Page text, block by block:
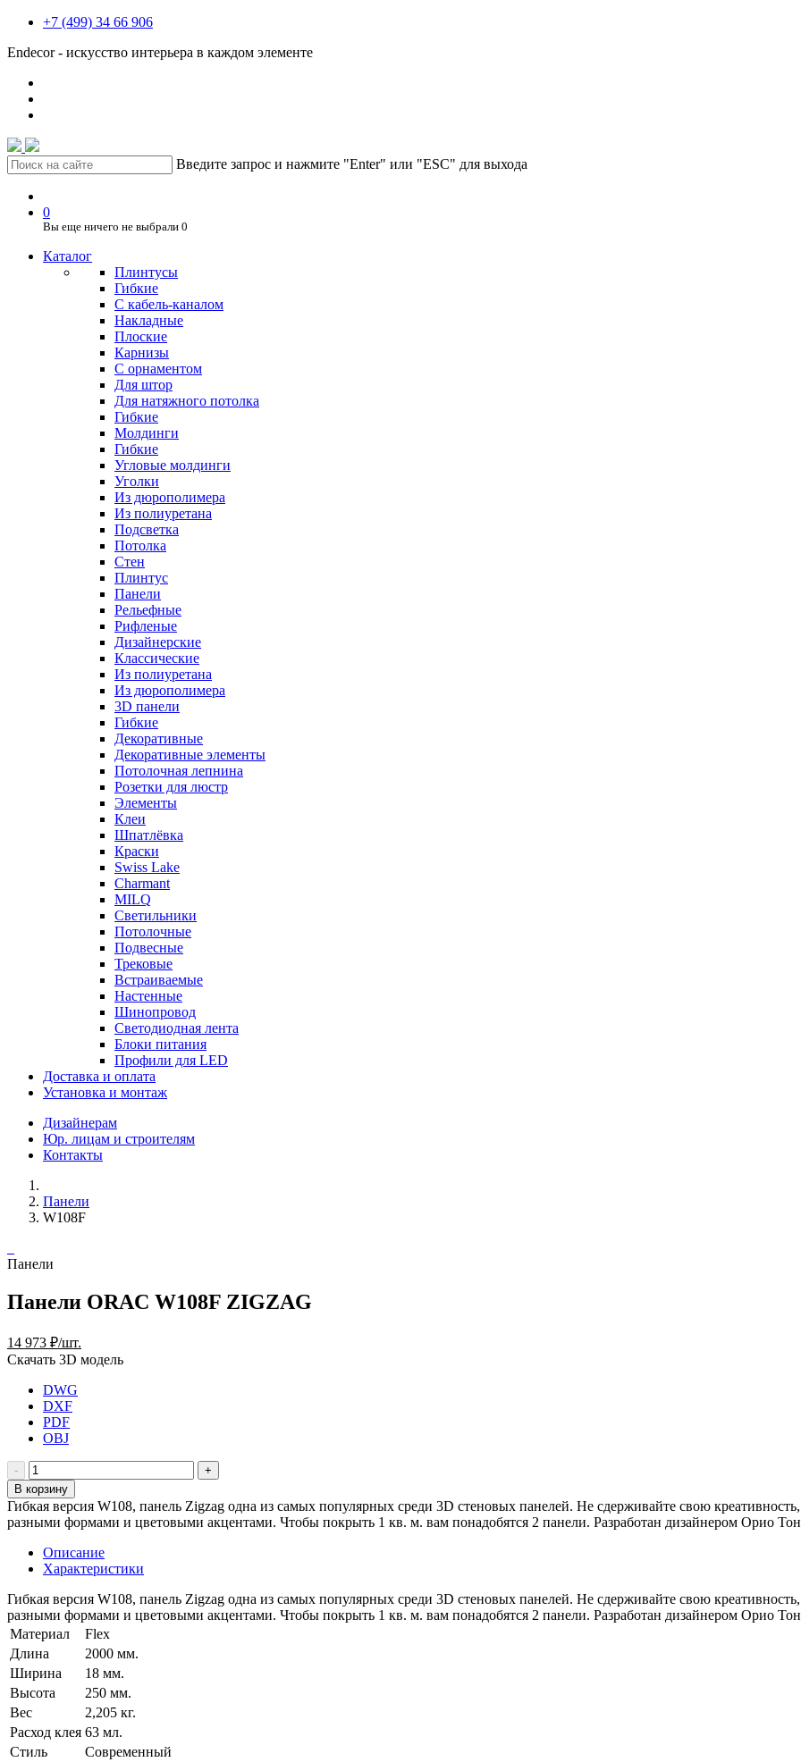
+7 (499) 34 66 906
Endecor - искусство интерьера в каждом элементе
Введите запрос и нажмите "Enter" или "ESC" для выхода
0
Вы еще ничего не выбрали 0
Каталог
Плинтусы
Гибкие
C кабель-каналом
Накладные
Плоские
Карнизы
С орнаментом
Для штор
Для натяжного потолка
Гибкие
Молдинги
Гибкие
Угловые молдинги
Уголки
Из дюрополимера
Из полиуретана
Подсветка
Потолка
Стен
Плинтус
Панели
Рельефные
Рифленые
Дизайнерские
Классические
Из полиуретана
Из дюрополимера
3D панели
Гибкие
Декоративные
Декоративные элементы
Потолочная лепнина
Розетки для люстр
Элементы
Клеи
Шпатлёвка
Краски
Swiss Lake
Charmant
MILQ
Светильники
Потолочные
Подвесные
Трековые
Встраиваемые
Настенные
Шинопровод
Светодиодная лента
Блоки питания
Профили для LED
Доставка и оплата
Установка и монтаж
Дизайнерам
Юр. лицам и строителям
Контакты
Панели
W108F
Панели
Панели ORAC W108F ZIGZAG
14 973 ₽/шт.
Скачать 3D модель
DWG
DXF
PDF
OBJ
В корзину
Гибкая версия W108, панель Zigzag одна из самых популярных среди 3D стеновых панелей. Не сдерживайте свою
разными формами и цветовыми акцентами. Чтобы покрыть 1 кв. м. вам понадобятся 2 панели. Разработан дизайнером Орио
Описание
Характеристики
Гибкая версия W108, панель Zigzag одна из самых популярных среди 3D стеновых панелей. Не сдерживайте свою
разными формами и цветовыми акцентами. Чтобы покрыть 1 кв. м. вам понадобятся 2 панели. Разработан дизайнером Орио
Материал
Flex
Длина
2000 мм.
Ширина
18 мм.
Высота
250 мм.
Вес
2,205 кг.
Расход клея 63 мл.
Стиль
Современный